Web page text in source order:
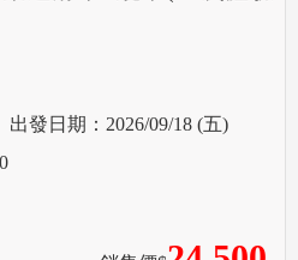
2026/09/18 (五)